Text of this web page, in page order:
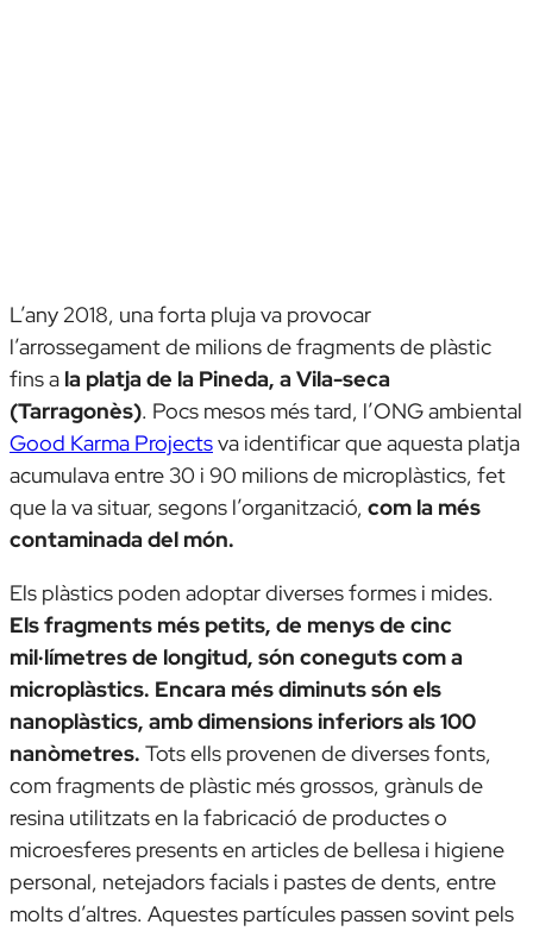
L’any 2018, una forta pluja va provocar
l’arrossegament de milions de fragments de plàstic
fins a la platja de la Pineda, a Vila-seca
(Tarragonès). Pocs mesos més tard, l’ONG ambiental
Good Karma Projectsva identificar que aquesta platja
acumulava entre 30 i 90 milions de microplàstics, fet
que la va situar, segons l’organització, com la més
contaminada del món.
Els plàstics poden adoptar diverses formes i mides.
Els fragments més petits, de menys de cinc
mil·límetres de longitud, són coneguts com a
microplàstics. Encara més diminuts són els
nanoplàstics, amb dimensions inferiors als 100
nanòmetres. Tots ells provenen de diverses fonts,
com fragments de plàstic més grossos, grànuls de
resina utilitzats en la fabricació de productes o
microesferes presents en articles de bellesa i higiene
personal, netejadors facials i pastes de dents, entre
molts d’altres. Aquestes partícules passen sovint pels